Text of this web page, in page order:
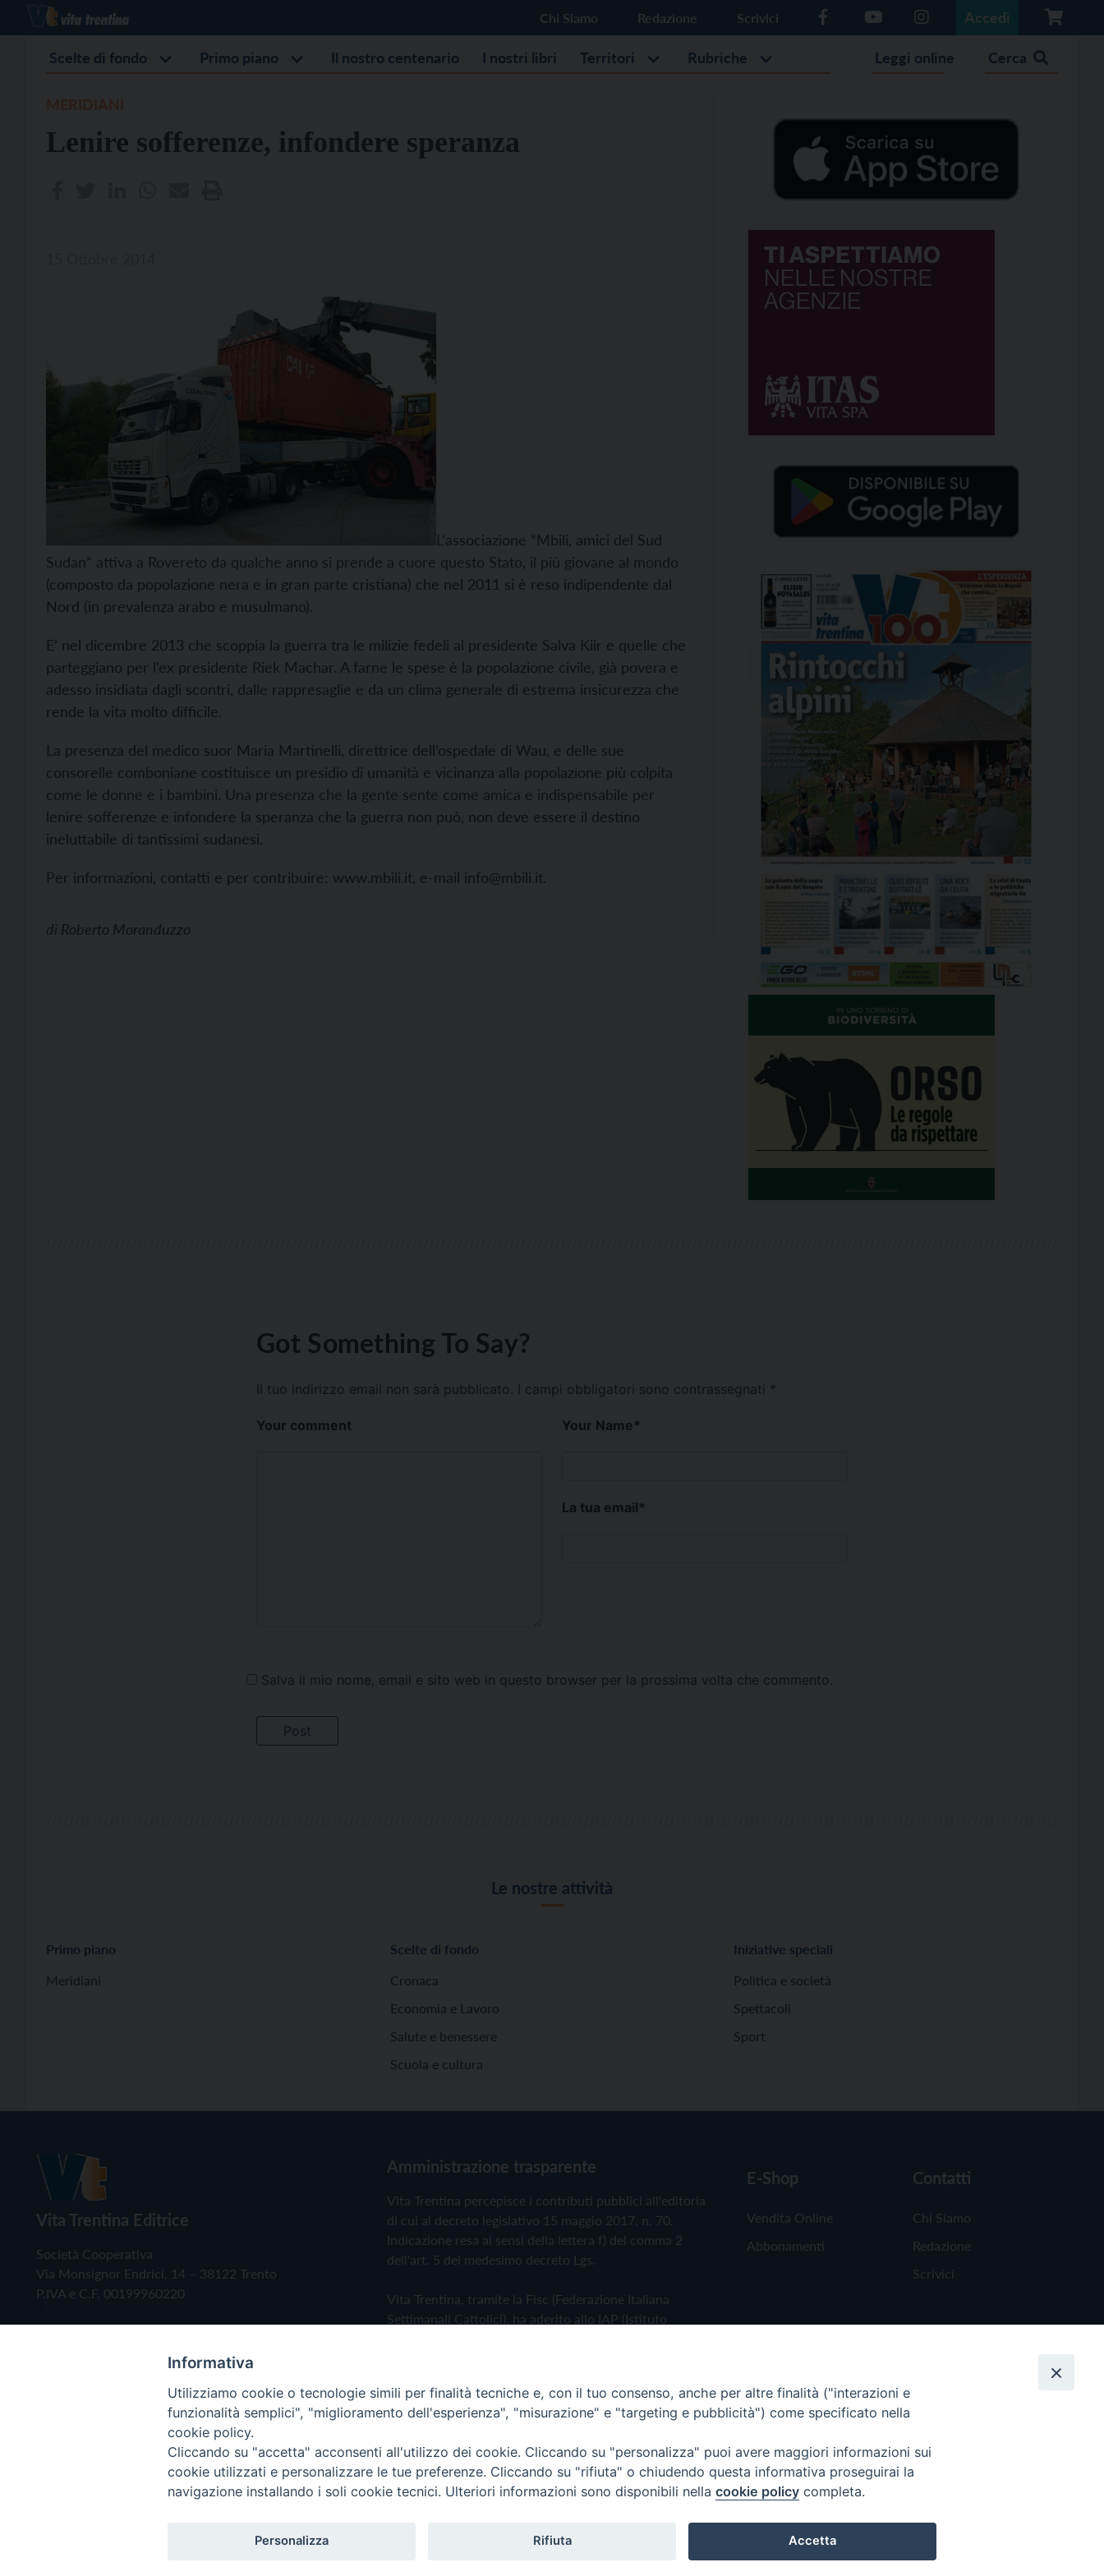
Chi Siamo Redazione Scrivici Accedi
Scelte di fondo Primo piano Il nostro centenario I nostri libri Territori Rubriche Leggi online Cerca
Lenire sofferenze, infondere speranza
L’associazione “Mbili, amici del Sud
Sudan” attiva a Rovereto da qualche anno si prende a cuore questo Stato, il più giovane al mondo
(composto da popolazione nera e in gran parte cristiana) che nel 2011 si è reso indipendente dal
Nord (in prevalenza arabo e musulmano).
E’ nel dicembre 2013 che scoppia la guerra tra le milizie fedeli al presidente Salva Kiir e quelle che
parteggiano per l’ex presidente Riek Machar. A farne le spese è la popolazione civile, già povera e
adesso insidiata dagli scontri, dalle rappresaglie e da un clima generale di estrema insicurezza che
rende la vita molto difficile.
La presenza del medico suor Maria Martinelli, direttrice dell’ospedale di Wau, e delle sue
consorelle comboniane costituisce un presidio di umanità e vicinanza alla popolazione più colpita
come le donne e i bambini. Una presenza che la gente sente come amica e indispensabile per
lenire sofferenze e infondere la speranza che la guerra non può, non deve essere il destino
ineluttabile di tantissimi sudanesi.
Per informazioni, contatti e per contribuire: www.mbili.it, e-mail info@mbili.it.
di Roberto Moranduzzo
Got Something To Say?
Il tuo indirizzo email non sarà pubblicato. I campi obbligatori sono contrassegnati *
Your comment Your Name*
La tua email*
Salva il mio nome, email e sito web in questo browser per la prossima volta che commento.
Le nostre attività
Primo piano
Meridiani
Scelte di fondo
Cronaca
Economia e Lavoro
Salute e benessere
Scuola e cultura
Iniziative speciali
Politica e società
Spettacoli
Sport
Vita Trentina Editrice
Società Cooperativa
Via Monsignor Endrici, 14 – 38122 Trento
P.IVA e C.F. 00199960220
Amministrazione trasparente
Vita Trentina percepisce i contributi pubblici all'editoria
di cui al decreto legislativo 15 maggio 2017, n. 70.
Indicazione resa ai sensi della lettera f) del comma 2
dell'art. 5 del medesimo decreto Lgs.
Vita Trentina, tramite la Fisc (Federazione Italiana
Settimanali Cattolici), ha aderito allo IAP (Istituto
Privacy Policy Cookie Policy
E-Shop
Vendita Online
Abbonamenti
Contatti
Chi Siamo
Redazione
Scrivici
Copyright © 2019 - Tutti i diritti riservati - Vita Trentina Editrice
Informativa
Utilizziamo cookie o tecnologie simili per finalità tecniche e, con il tuo consenso, anche per altre finalità ("interazioni e
funzionalità semplici", "miglioramento dell'esperienza", "misurazione" e "targeting e pubblicità") come specificato nella
cookie policy.
Cliccando su "accetta" acconsenti all'utilizzo dei cookie. Cliccando su "personalizza" puoi avere maggiori informazioni sui
cookie utilizzati e personalizzare le tue preferenze. Cliccando su "rifiuta" o chiudendo questa informativa proseguirai la
navigazione installando i soli cookie tecnici. Ulteriori informazioni sono disponibili nella cookie policy completa.
Personalizza Rifiuta Accetta